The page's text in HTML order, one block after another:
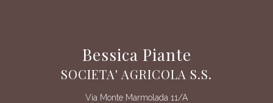
Bessica Piante
SOCIETA' AGRICOLA S.S.
Via Monte Marmolada 11/A